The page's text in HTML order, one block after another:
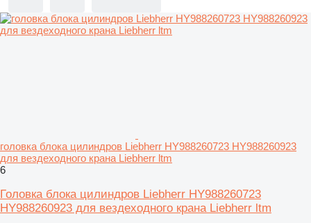
головка блока цилиндров Liebherr HY988260723 HY988260923
для вездеходного крана Liebherr ltm
6
Головка блока цилиндров Liebherr HY988260723
HY988260923 для вездеходного крана Liebherr ltm